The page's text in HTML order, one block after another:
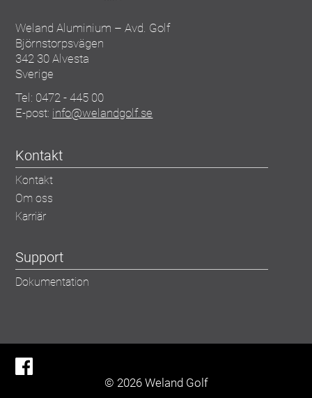
Weland Aluminium – Avd. Golf
Björnstorpsvägen
342 30 Alvesta
Sverige
Tel: 0472 - 445 00
E-post: info@welandgolf.se
Kontakt
Kontakt
Om oss
Karriär
Support
Dokumentation
© 2026 Weland Golf